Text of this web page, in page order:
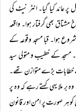
عائد کیا گیا۔ انٹر نیٹ کی
بھی گرفتار ہوا۔ واقعہ
ہوا۔ قبا مسجد وقوعہ کے
مسجد کے خطیب و متولی سید
خطابات بڑے متوازن تھے۔
ملا یہی کہتے رہے کہ وہ پر
کو ہر صورت پر امن اور قانون